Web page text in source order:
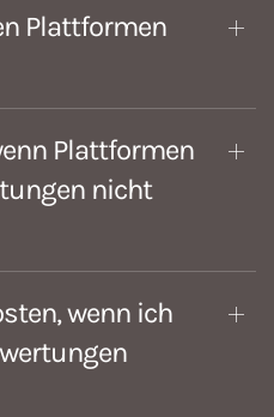
Plattformen
Plattformen
nicht
wenn ich